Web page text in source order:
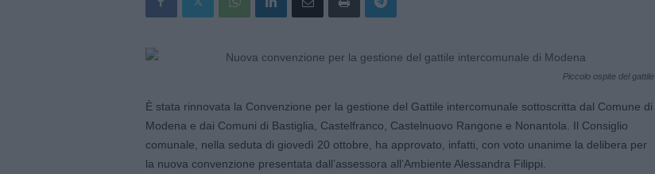
Piccolo ospite del gattile
È stata rinnovata la Convenzione per la gestione del Gattile intercomunale sottoscritta dal Comune di
Modena e dai Comuni di Bastiglia, Castelfranco, Castelnuovo Rangone e Nonantola. Il Consiglio
comunale, nella seduta di giovedì 20 ottobre, ha approvato, infatti, con voto unanime la delibera per
la nuova convenzione presentata dall’assessora all’Ambiente Alessandra Filippi.